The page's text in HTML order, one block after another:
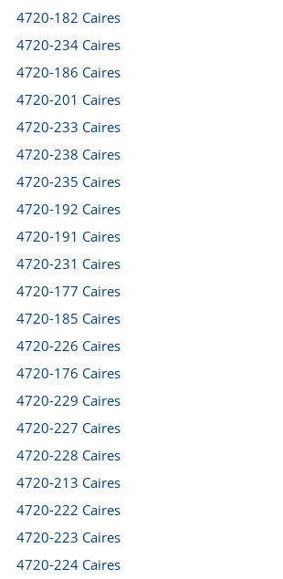
4720-182 Caires
4720-234 Caires
4720-186 Caires
4720-201 Caires
4720-233 Caires
4720-238 Caires
4720-235 Caires
4720-192 Caires
4720-191 Caires
4720-231 Caires
4720-177 Caires
4720-185 Caires
4720-226 Caires
4720-176 Caires
4720-229 Caires
4720-227 Caires
4720-228 Caires
4720-213 Caires
4720-222 Caires
4720-223 Caires
4720-224 Caires